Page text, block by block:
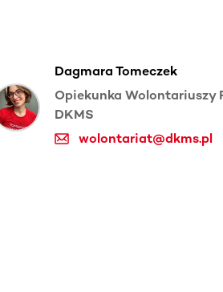
Dagmara Tomeczek
Opiekunka Wolontariuszy
DKMS
wolontariat@dkms.pl